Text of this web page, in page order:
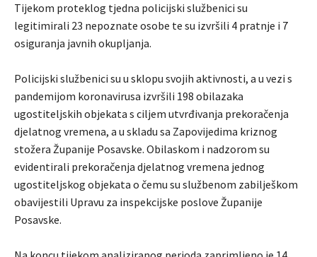
Tijekom proteklog tjedna policijski službenici su
legitimirali 23 nepoznate osobe te su izvršili 4 pratnje i 7
osiguranja javnih okupljanja.
Policijski službenici su u sklopu svojih aktivnosti, a u vezi s
pandemijom koronavirusa izvršili 198 obilazaka
ugostiteljskih objekata s ciljem utvrđivanja prekoračenja
djelatnog vremena, a u skladu sa Zapovijedima kriznog
stožera Županije Posavske. Obilaskom i nadzorom su
evidentirali prekoračenja djelatnog vremena jednog
ugostiteljskog objekata o čemu su službenom zabilješkom
obavijestili Upravu za inspekcijske poslove Županije
Posavske.